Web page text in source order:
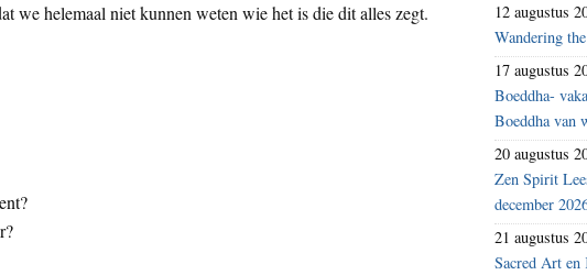
we helemaal niet kunnen weten wie het is die dit alles zegt.
12 augustus
Wandering
17 augustus
Boeddha-
Boeddha van
20 augustus
Zen Spirit
december
21 augustus
Sacred Art en